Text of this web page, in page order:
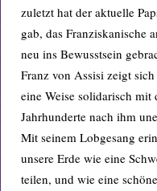
zuletzt hat der aktuelle
gab, das Franziskanische
neu ins Bewusstsein
Franz von Assisi zeigt
eine Weise solidarisch
Jahrhunderte nach ihm
Mit seinem Lobgesang
unsere Erde wie eine
teilen, und wie eine